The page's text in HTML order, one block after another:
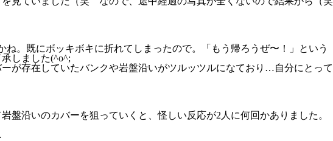
。既にボッキボキに折れてしまったので。「もう帰ろうぜ〜！」という
しました(^o^;
が存在していたバンクや岩盤沿いがツルッツルになており…自分にとって
盤沿いのカバーを狙っていくと、怪しい反応が2人に何回かありました。